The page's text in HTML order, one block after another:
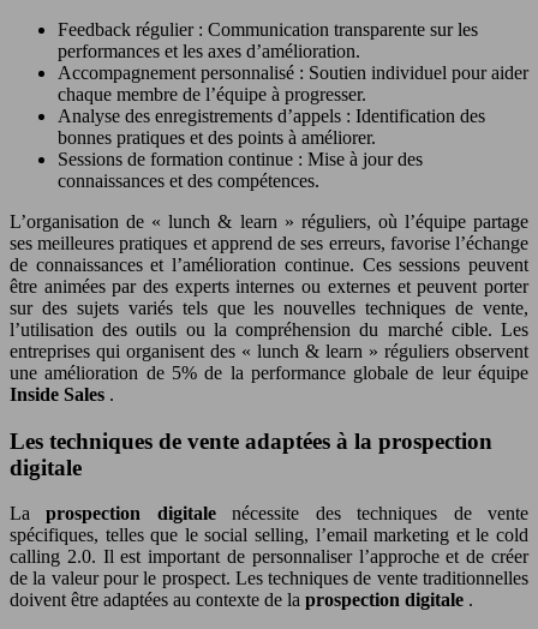
Feedback régulier : Communication transparente sur les
performances et les axes d’amélioration.
Accompagnement personnalisé : Soutien individuel pour aider
chaque membre de l’équipe à progresser.
Analyse des enregistrements d’appels : Identification des
bonnes pratiques et des points à améliorer.
Sessions de formation continue : Mise à jour des
connaissances et des compétences.
L’organisation de « lunch & learn » réguliers, où l’équipe partage
ses meilleures pratiques et apprend de ses erreurs, favorise l’échange
de connaissances et l’amélioration continue. Ces sessions peuvent
être animées par des experts internes ou externes et peuvent porter
sur des sujets variés tels que les nouvelles techniques de vente,
l’utilisation des outils ou la compréhension du marché cible. Les
entreprises qui organisent des « lunch & learn » réguliers observent
une amélioration de 5% de la performance globale de leur équipe
Inside Sales .
Les techniques de vente adaptées à la prospection
digitale
Laprospection digitalenécessite des techniques de vente
spécifiques, telles que le social selling, l’email marketing et le cold
calling 2.0. Il est important de personnaliser l’approche et de créer
de la valeur pour le prospect. Les techniques de vente traditionnelles
doivent être adaptées au contexte de la prospection digitale .